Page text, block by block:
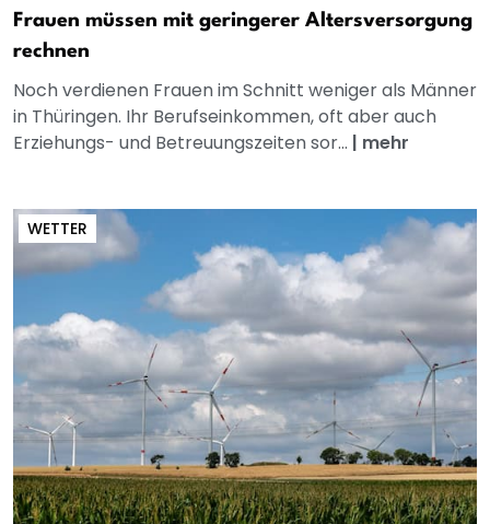
Frauen müssen mit geringerer Altersversorgung
rechnen
Noch verdienen Frauen im Schnitt weniger als Männer
in Thüringen. Ihr Berufseinkommen, oft aber auch
Erziehungs- und Betreuungszeiten sor... | mehr
WETTER